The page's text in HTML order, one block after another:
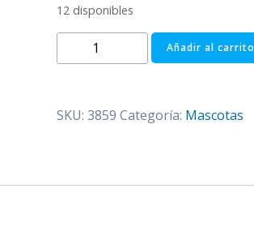
12 disponibles
PROMOCALIER
X
(IVA)
Añadir al carrito
SKU: 3859 Categoría: Mascotas